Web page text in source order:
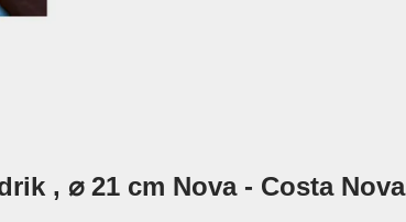
, ⌀ 21 cm Nova - Costa Nova